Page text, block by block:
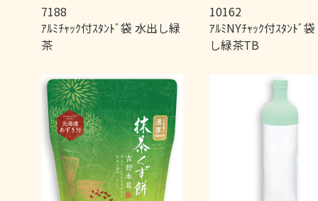
7188
ｱﾙﾐﾁｬｯｸ付ｽﾀﾝﾄﾞ袋 水出し緑
茶
10162
ｱﾙﾐNYﾁｬｯｸ付ｽﾀﾝﾄﾞ
し緑茶TB